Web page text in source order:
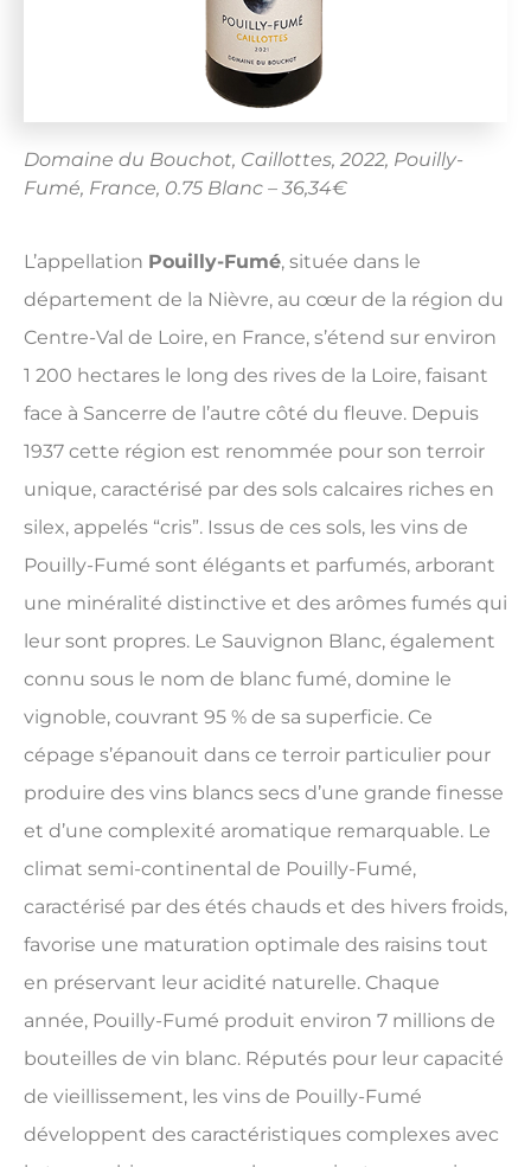
Domaine du Bouchot, Caillottes, 2022, Pouilly-
Fumé, France, 0.75 Blanc – 36,34€
L’appellation Pouilly-Fumé, située dans le
département de la Nièvre, au cœur de la région du
Centre-Val de Loire, en France, s’étend sur environ
1 200 hectares le long des rives de la Loire, faisant
face à Sancerre de l’autre côté du fleuve. Depuis
1937 cette région est renommée pour son terroir
unique, caractérisé par des sols calcaires riches en
silex, appelés “cris”. Issus de ces sols, les vins de
Pouilly-Fumé sont élégants et parfumés, arborant
une minéralité distinctive et des arômes fumés qui
leur sont propres. Le Sauvignon Blanc, également
connu sous le nom de blanc fumé, domine le
vignoble, couvrant 95 % de sa superficie. Ce
cépage s’épanouit dans ce terroir particulier pour
produire des vins blancs secs d’une grande finesse
et d’une complexité aromatique remarquable. Le
climat semi-continental de Pouilly-Fumé,
caractérisé par des étés chauds et des hivers froids,
favorise une maturation optimale des raisins tout
en préservant leur acidité naturelle. Chaque
année, Pouilly-Fumé produit environ 7 millions de
bouteilles de vin blanc. Réputés pour leur capacité
de vieillissement, les vins de Pouilly-Fumé
développent des caractéristiques complexes avec